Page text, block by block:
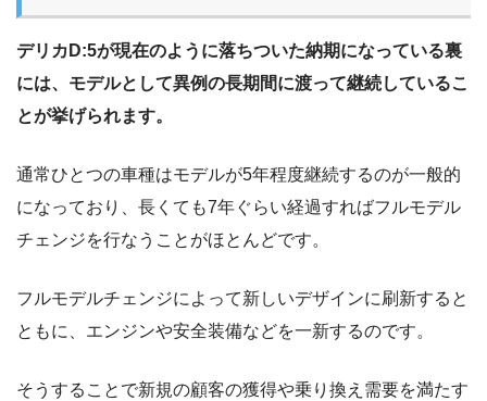
デリカD:5が現在のように落ちついた納期になっている裏
には、モデルとして異例の長期間に渡って継続しているこ
とが挙げられます。
通常ひとつの車種はモデルが5年程度継続するのが一般的
になっており、長くても7年ぐらい経過すればフルモデル
チェンジを行なうことがほとんどです。
フルモデルチェンジによって新しいデザインに刷新すると
ともに、エンジンや安全装備などを一新するのです。
そうすることで新規の顧客の獲得や乗り換え需要を満たす